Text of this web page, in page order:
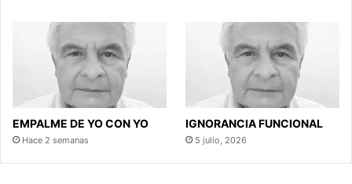
EMPALME DE YO CON YO
Hace 2 semanas
IGNORANCIA FUNCIONAL
5 julio, 2026